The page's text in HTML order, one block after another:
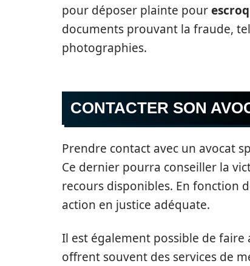
pour déposer plainte pour
documents prouvant la fraude,
photographies.
CONTACTER SON
Prendre contact avec un avocat
Ce dernier pourra conseiller la
recours disponibles. En fonction
action en justice adéquate.
Il est également possible de faire
offrent souvent des services de